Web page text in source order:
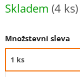
cena:
Skladem (4 ks)
Množstevní sleva
1 ks